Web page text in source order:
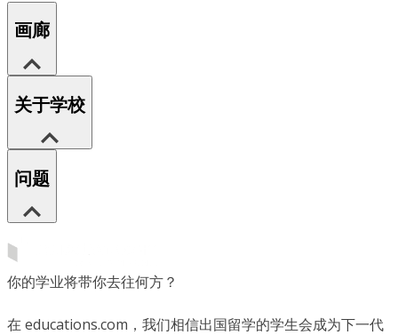
画廊
关于学校
问题
你的学业将带你去往何方？
在 educations.com，我们相信出国留学的学生会成为下一代